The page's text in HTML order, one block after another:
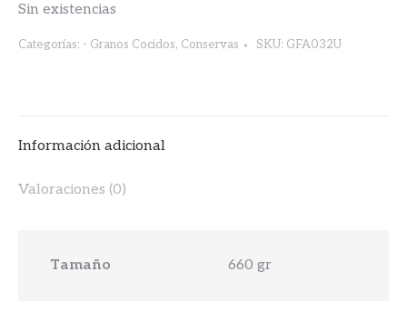
Sin existencias
Categorías: - Granos Cocidos, Conservas SKU: GFA032U
Información adicional
Valoraciones (0)
Tamaño 660 gr